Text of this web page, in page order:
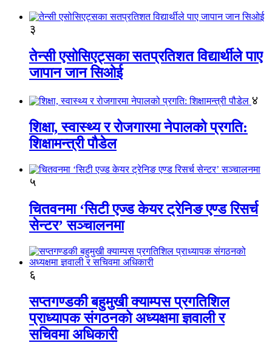
३
तेन्सी एसोसिएट्सका सतप्रतिशत विद्यार्थीले पाए
जापान जान सिओई
४
शिक्षा, स्वास्थ्य र रोजगारमा नेपालको प्रगति:
शिक्षामन्त्री पौडेल
५
चितवनमा ‘सिटी एज्ड केयर ट्रेनिङ एण्ड रिसर्च
सेन्टर’ सञ्चालनमा
६
सप्तगण्डकी बहुमुखी क्याम्पस प्रगतिशिल
प्राध्यापक संगठनको अध्यक्षमा ज्ञवाली र
सचिवमा अधिकारी